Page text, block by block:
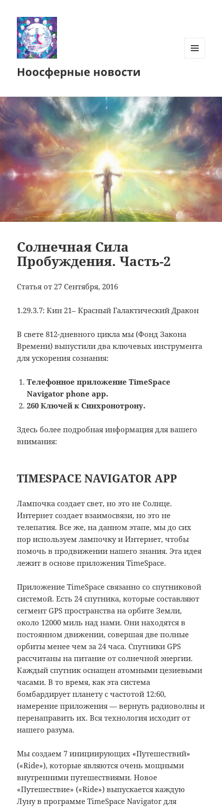
Ноосферные новости
Солнечная Сила
Пробуждения. Часть-2
Статья от 27 Сентября, 2016
1.29.3.7: Кин 21– Красный Галактический Дракон
В свете 812-дневного цикла мы (Фонд Закона
Времени) выпустили два ключевых инструмента
для ускорения сознания:
Телефонное приложение TimeSpace
Navigator phone app.
260 Ключей к Синхронотрону.
Здесь более подробная информация для вашего
внимания:
TIMESPACE NAVIGATOR APP
Лампочка создает свет, но это не Солнце.
Интернет создает взаимосвязи, но это не
телепатия. Все же, на данном этапе, мы до сих
пор используем лампочку и Интернет, чтобы
помочь в продвижении нашего знания. Эта идея
лежит в основе приложения TimeSpace.
Приложение TimeSpace связанно со спутниковой
системой. Есть 24 спутника, которые составляют
сегмент GPS пространства на орбите Земли,
около 12000 миль над нами. Они находятся в
постоянном движении, совершая две полные
орбиты менее чем за 24 часа. Спутники GPS
рассчитаны на питание от солнечной энергии.
Каждый спутник оснащен атомными цезиевыми
часами. В то время, как эта система
бомбардирует планету с частотой 12:60,
намерение приложения — вернуть радиоволны и
перенаправить их. Вся технология исходит от
нашего разума.
Мы создаем 7 инициирующих «Путешествий»
(«Ride»), которые являются очень мощными
внутренними путешествиями. Новое
«Путешествие» («Ride») выпускается каждую
Луну в программе TimeSpace Navigator для